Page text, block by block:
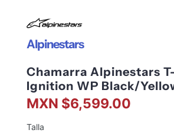
Alpinestars
Chamarra Alpinestars
Ignition WP Black/
MXN $6,599.00
Talla